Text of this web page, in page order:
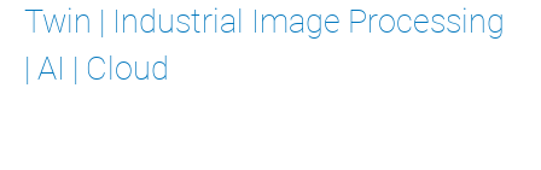
Twin | Industrial Image Processing
| AI | Cloud